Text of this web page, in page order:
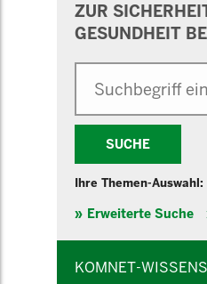
ZUR
GESUNDHEIT
SUCHE
Ihre Themen-Auswahl:
Erweiterte Suche
KOMNET-